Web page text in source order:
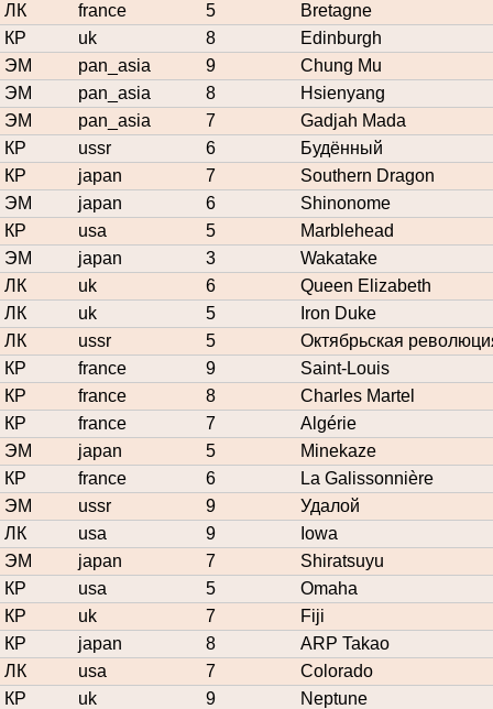
ЛК
france 5
Bretagne
КР
uk 8
Edinburgh
ЭМ
pan_asia 9
Chung Mu
ЭМ
pan_asia 8
Hsienyang
ЭМ
pan_asia 7
Gadjah Mada
КР
ussr 6
Будённый
КР
japan 7
Southern Dragon
ЭМ
japan 6
Shinonome
КР
usa 5
Marblehead
ЭМ
japan 3
Wakatake
ЛК
uk 6
Queen Elizabeth
ЛК
uk 5
Iron Duke
ЛК
ussr 5
Октябрьская
КР
france 9
Saint-Louis
КР
france 8
Charles Martel
КР
france 7
Algérie
ЭМ
japan 5
Minekaze
КР
france 6
La Galissonnière
ЭМ
ussr 9
Удалой
ЛК
usa 9
Iowa
ЭМ
japan 7
Shiratsuyu
КР
usa 5
Omaha
КР
uk 7
Fiji
КР
japan 8
ARP Takao
ЛК
usa 7
Colorado
КР
uk 9
Neptune